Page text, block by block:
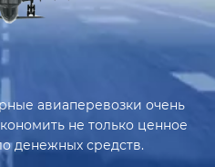
авиаперевозки очень
не только ценное
денежных средств.